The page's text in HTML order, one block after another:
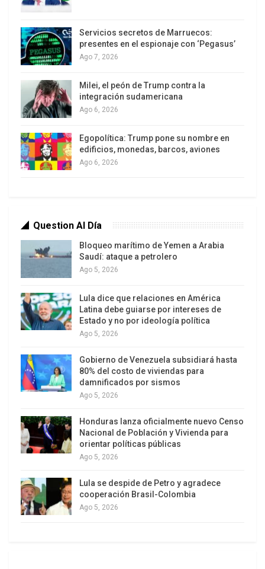
cometido, se agregan los fantasmas que
emergieron durante el Paro, intangibles cuyo
volumen tendrá fuerte incidencia en las semanas
y meses por venir.
Un presidente fantasma
En el transcurso del Paro, Guillermo Lasso estuvo
totalmente ausente, salvo por cortas apariciones
en video en cadena nacional. El banquero en el
por “grave crisis política y conmoción interna”,
según lo estipulado en el segundo inciso del
artículo 130 de la Constitución Nacional.
El mandatario envió para ejercer su defensa ante
el Legislativo al secretario jurídico Fabio Pozo,
mientras que en la mesa de negociaciones con el
movimiento indígena, estuvo representado por el
ministro de gobierno Francisco Jiménez, quien
había reemplazado en Abril a la renunciante
Alexandra Vela.
retirado y ahora titular de la cartera de Interior
Patricio Carrillo Rosero, había abierto la vía
represiva mediante la aplicación del “uso
proporcional de la fuerza” contra los
manifestantes. No es menor recordar que Carrillo
había sido Director General de Operaciones de la
Servicios secretos de Marruecos:
presentes en el espionaje con ‘Pegasus’
Ago 7, 2026
Milei, el peón de Trump contra la
integración sudamericana
Ago 6, 2026
Egopolítica: Trump pone su nombre en
edificios, monedas, barcos, aviones
Ago 6, 2026
Question Al Día
Bloqueo marítimo de Yemen a Arabia
Saudí: ataque a petrolero
Ago 5, 2026
Lula dice que relaciones en América
Latina debe guiarse por intereses de
Estado y no por ideología política
Ago 5, 2026
Gobierno de Venezuela subsidiará hasta
80% del costo de viviendas para
damnificados por sismos
Ago 5, 2026
Honduras lanza oficialmente nuevo Censo
Nacional de Población y Vivienda para
orientar políticas públicas
Ago 5, 2026
Lula se despide de Petro y agradece
cooperación Brasil-Colombia
Ago 5, 2026